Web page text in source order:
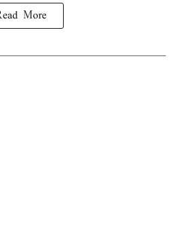
More